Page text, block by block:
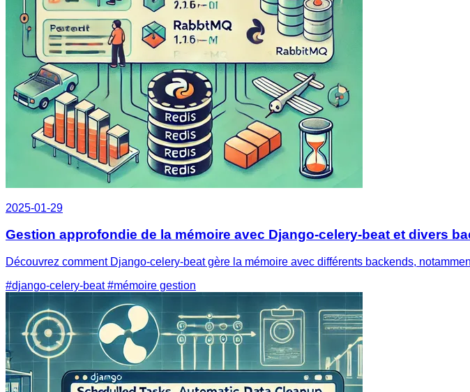
2025-01-29
Gestion approfondie de la mémoire avec Django-celery-beat et divers
Découvrez comment Django-celery-beat gère la mémoire avec différents backends,
#django-celery-beat#mémoire gestion